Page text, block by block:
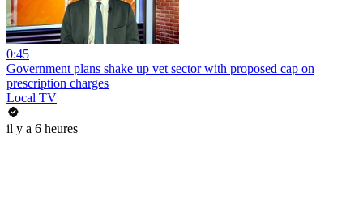
0:45
Government plans shake up vet sector with proposed cap on
prescription charges
Local TV
il y a 6 heures